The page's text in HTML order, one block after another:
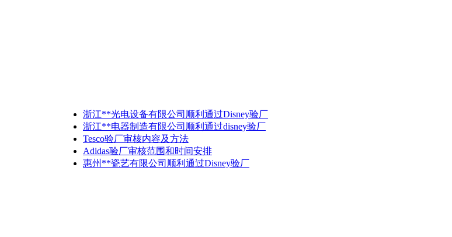
浙江**光电设备有限公司顺利通过Disney验厂
浙江**电器制造有限公司顺利通过disney验厂
Tesco验厂审核内容及方法
Adidas验厂审核范围和时间安排
惠州**瓷艺有限公司顺利通过Disney验厂